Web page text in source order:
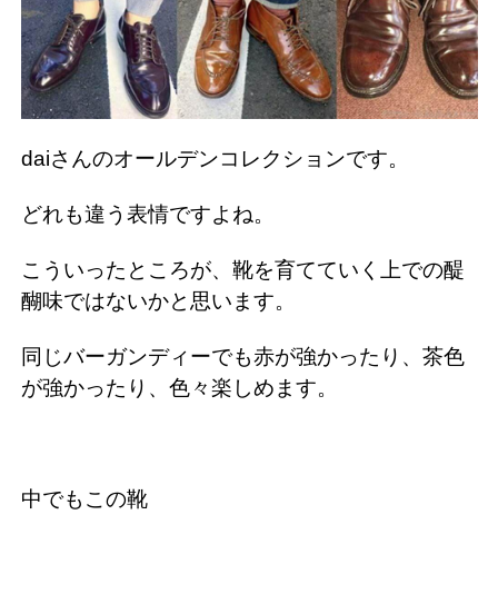
daiさんのオールデンコレクションです。
どれも違う表情ですよね。
こういったところが、靴を育てていく上での醍
醐味ではないかと思います。
同じバーガンディーでも赤が強かったり、茶色
が強かったり、色々楽しめます。
中でもこの靴